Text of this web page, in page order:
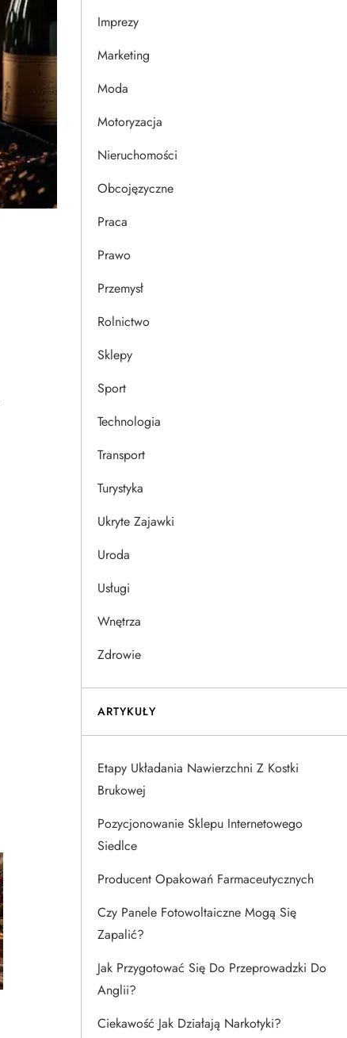
Imprezy
Marketing
Moda
Motoryzacja
Nieruchomości
Obcojęzyczne
Praca
Prawo
Przemysł
Rolnictwo
Sklepy
Sport
Technologia
Transport
Turystyka
Ukryte Zajawki
Uroda
Usługi
Wnętrza
Zdrowie
ARTYKUŁY
Etapy Układania Nawierzchni Z Kostki
Brukowej
Pozycjonowanie Sklepu Internetowego
Siedlce
Producent Opakowań Farmaceutycznych
Czy Panele Fotowoltaiczne Mogą Się
Zapalić?
Jak Przygotować Się Do Przeprowadzki Do
Anglii?
Ciekawość Jak Działają Narkotyki?